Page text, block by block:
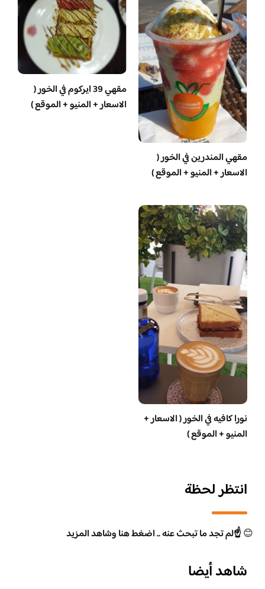
مقهي المندرين في الخور (
الاسعار + المنيو + الموقع )
مقهي 39 ايركوم في الخور (
الاسعار + المنيو + الموقع )
نورا كافيه في الخور ( الاسعار +
المنيو + الموقع )
انتظر لحظة
😊☝️لم تجد ما تبحث عنه .. اضغط هنا وشاهد المزيد
شاهد أيضا